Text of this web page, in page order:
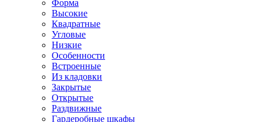
Форма
Высокие
Квадратные
Угловые
Низкие
Особенности
Встроенные
Из кладовки
Закрытые
Открытые
Раздвижные
Гардеробные шкафы